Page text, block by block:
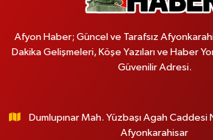
Afyon Haber; Güncel ve Tarafsız
Dakika Gelişmeleri, Köşe Yazıları ve Haber
Güvenilir Adresi.
Dumlupınar Mah. Yüzbaşı Agah
Afyonkarahisar